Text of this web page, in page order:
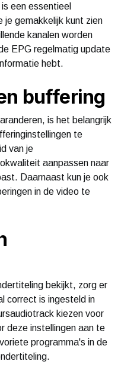
een essentieel
je gemakkelijk kunt zien
kanalen worden
EPG regelmatig update
hebt.
buffering
is het belangrijk
te
van je
aanpassen naar
Daarnaast kun je ook
in de video te
bekijkt, zorg er
correct is ingesteld in
kiezen voor
deze instellingen aan te
programma's in de